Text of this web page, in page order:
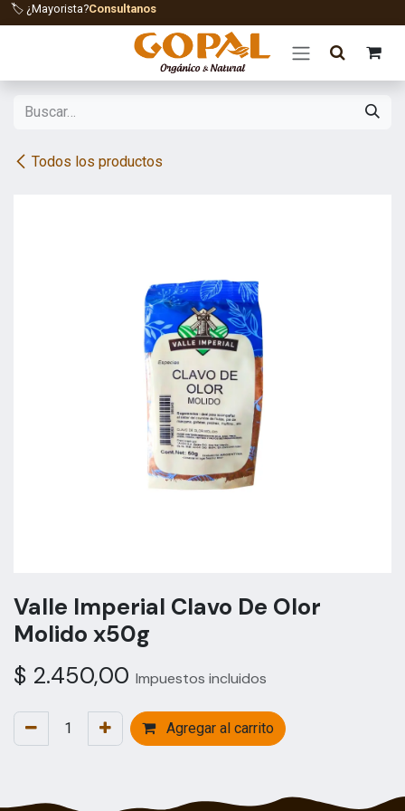
Ir al contenido
🏷️ ¿Mayorista?Consultanos
Todos los productos
Valle Imperial Clavo De Olor
Molido x50g
$ 2.450,00 Impuestos incluidos
Agregar al carrito